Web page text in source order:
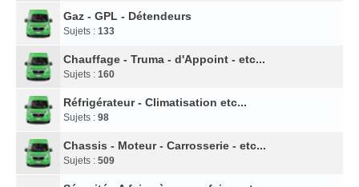
Gaz - GPL - Détendeurs
Sujets : 133
Chauffage - Truma - d'Appoint - etc...
Sujets : 160
Réfrigérateur - Climatisation etc...
Sujets : 98
Chassis - Moteur - Carrosserie - etc...
Sujets : 509